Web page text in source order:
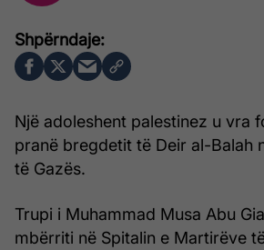
Një adoleshent palestinez u vra
pranë bregdetit të Deir al-Balah
të Gazës.
Trupi i Muhammad Musa Abu
mbërriti në Spitalin e Martirëve